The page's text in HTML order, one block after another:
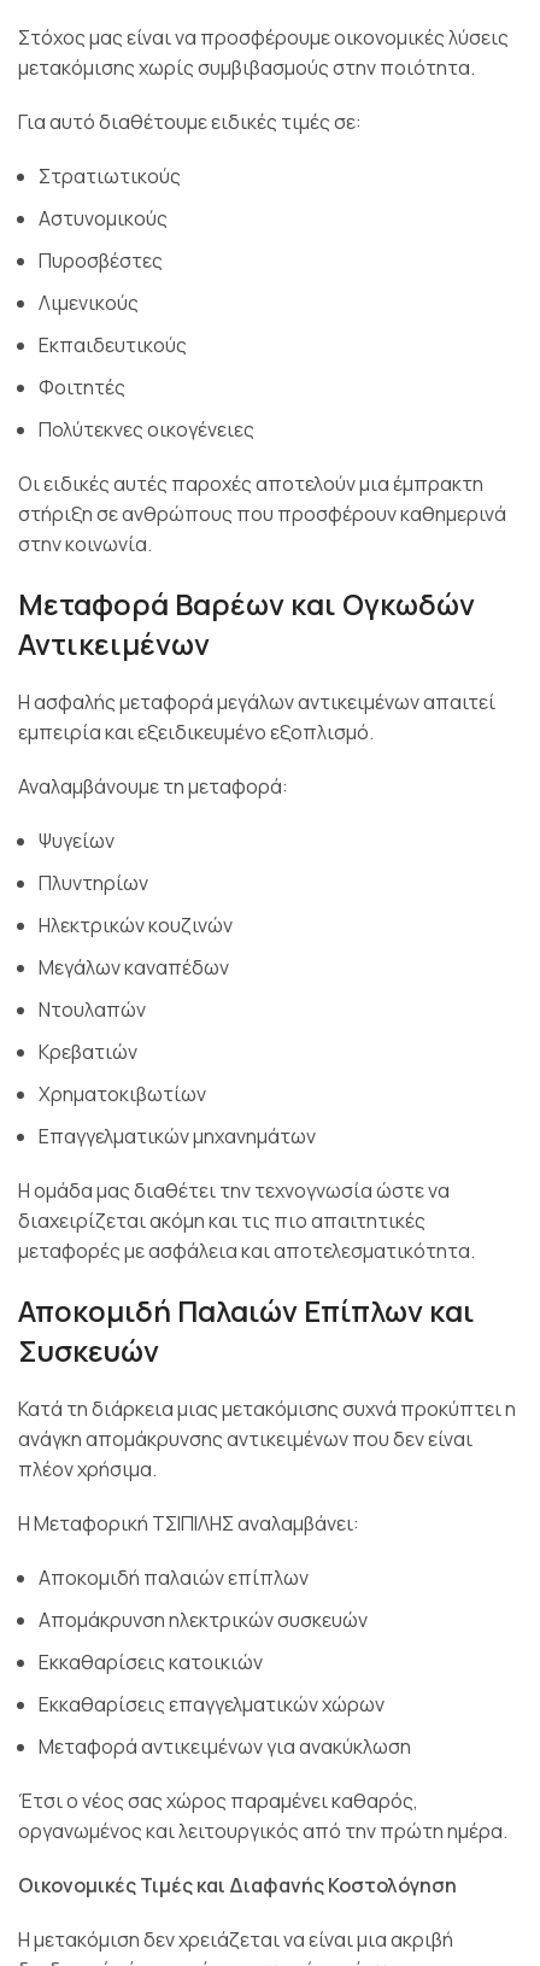
Στόχος μας είναι να προσφέρουμε οικονομικές λύσεις
μετακόμισης χωρίς συμβιβασμούς στην ποιότητα.
Για αυτό διαθέτουμε ειδικές τιμές σε:
Στρατιωτικούς
Αστυνομικούς
Πυροσβέστες
Λιμενικούς
Εκπαιδευτικούς
Φοιτητές
Πολύτεκνες οικογένειες
Οι ειδικές αυτές παροχές αποτελούν μια έμπρακτη
στήριξη σε ανθρώπους που προσφέρουν καθημερινά
στην κοινωνία.
Μεταφορά Βαρέων και Ογκωδών
Αντικειμένων
Η ασφαλής μεταφορά μεγάλων αντικειμένων απαιτεί
εμπειρία και εξειδικευμένο εξοπλισμό.
Αναλαμβάνουμε τη μεταφορά:
Ψυγείων
Πλυντηρίων
Ηλεκτρικών κουζινών
Μεγάλων καναπέδων
Ντουλαπών
Κρεβατιών
Χρηματοκιβωτίων
Επαγγελματικών μηχανημάτων
Η ομάδα μας διαθέτει την τεχνογνωσία ώστε να
διαχειρίζεται ακόμη και τις πιο απαιτητικές
μεταφορές με ασφάλεια και αποτελεσματικότητα.
Αποκομιδή Παλαιών Επίπλων και
Συσκευών
Κατά τη διάρκεια μιας μετακόμισης συχνά προκύπτει η
ανάγκη απομάκρυνσης αντικειμένων που δεν είναι
πλέον χρήσιμα.
Η Μεταφορική ΤΣΙΠΙΛΗΣ αναλαμβάνει:
Αποκομιδή παλαιών επίπλων
Απομάκρυνση ηλεκτρικών συσκευών
Εκκαθαρίσεις κατοικιών
Εκκαθαρίσεις επαγγελματικών χώρων
Μεταφορά αντικειμένων για ανακύκλωση
Έτσι ο νέος σας χώρος παραμένει καθαρός,
οργανωμένος και λειτουργικός από την πρώτη ημέρα.
Οικονομικές Τιμές και Διαφανής Κοστολόγηση
Η μετακόμιση δεν χρειάζεται να είναι μια ακριβή